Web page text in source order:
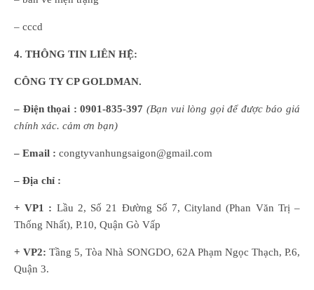
– cccd
4. THÔNG TIN LIÊN HỆ:
CÔNG TY CP GOLDMAN.
– Điện thọai : 0901-835-397 (Bạn vui lòng gọi để được báo giá
chính xác. cảm ơn bạn)
– Email : congtyvanhungsaigon@gmail.com
– Địa chỉ :
+ VP1 : Lầu 2, Số 21 Đường Số 7, Cityland (Phan Văn Trị –
Thống Nhất), P.10, Quận Gò Vấp
+ VP2:Tầng 5, Tòa Nhà SONGDO, 62A Phạm Ngọc Thạch, P.6,
Quận 3.